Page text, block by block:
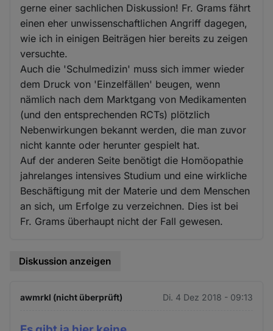
gerne einer sachlichen Diskussion! Fr. Grams fährt
einen eher unwissenschaftlichen Angriff dagegen,
wie ich in einigen Beiträgen hier bereits zu zeigen
versuchte.
Auch die 'Schulmedizin' muss sich immer wieder
dem Druck von 'Einzelfällen' beugen, wenn
nämlich nach dem Marktgang von Medikamenten
(und den entsprechenden RCTs) plötzlich
Nebenwirkungen bekannt werden, die man zuvor
nicht kannte oder herunter gespielt hat.
Auf der anderen Seite benötigt die Homöopathie
jahrelanges intensives Studium und eine wirkliche
Beschäftigung mit der Materie und dem Menschen
an sich, um Erfolge zu verzeichnen. Dies ist bei
Fr. Grams überhaupt nicht der Fall gewesen.
Diskussion anzeigen
awmrkl (nicht überprüft) Di. 4 Dez 2018 - 09:13